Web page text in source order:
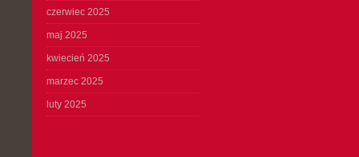
czerwiec 2025
maj 2025
kwiecień 2025
marzec 2025
luty 2025